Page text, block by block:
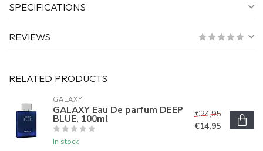
SPECIFICATIONS
REVIEWS
RELATED PRODUCTS
GALAXY
GALAXY Eau De parfum DEEP
BLUE, 100ml
In stock
€24,95
€14,95